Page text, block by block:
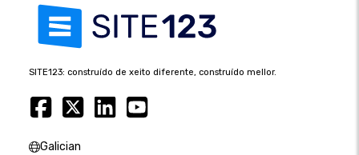
SITE123: construído de xeito diferente, construído mellor.
Galician